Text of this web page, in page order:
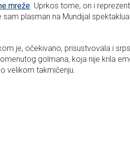
mreže . Uprkos tome, on i
plasman na Mundijal
je, očekivano, prisustvovala i
golmana, koja nije krila
velikom takmičenju.